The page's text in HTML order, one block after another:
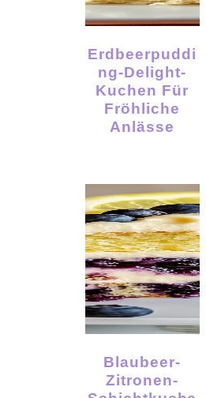
Erdbeerpuddi
Ng-Delight-
Kuchen Für
Fröhliche
Anlässe
Blaubeer-
Zitronen-